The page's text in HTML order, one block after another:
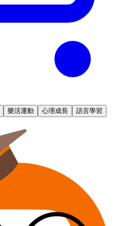
樂活運動 心理成長
語言學習